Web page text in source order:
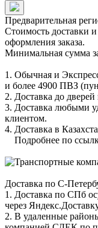
Предварительная
Стоимость доставки
оформления заказа.
Минимальная сумма
1. Обычная и
и более 4900 ПВЗ
2. Доставка до
3. Доставка любыми
клиентом.
4. Доставка в
Подробнее по
Доставка по С-
1. Доставка по СПб
через
2. В удаленные